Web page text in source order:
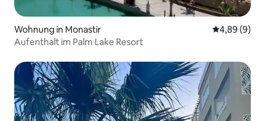
Wohnung in Monastir
4,89 (9)
Aufenthalt im Palm Lake Resort